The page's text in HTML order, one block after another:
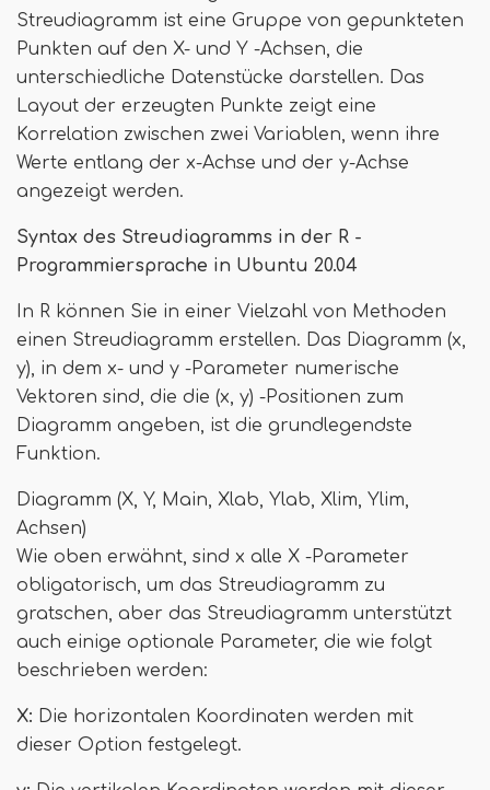
Streudiagramm ist eine Gruppe von gepunkteten
Punkten auf den X- und Y -Achsen, die
unterschiedliche Datenstücke darstellen. Das
Layout der erzeugten Punkte zeigt eine
Korrelation zwischen zwei Variablen, wenn ihre
Werte entlang der x-Achse und der y-Achse
angezeigt werden.
Syntax des Streudiagramms in der R -
Programmiersprache in Ubuntu 20.04
In R können Sie in einer Vielzahl von Methoden
einen Streudiagramm erstellen. Das Diagramm (x,
y), in dem x- und y -Parameter numerische
Vektoren sind, die die (x, y) -Positionen zum
Diagramm angeben, ist die grundlegendste
Funktion.
Diagramm (X, Y, Main, Xlab, Ylab, Xlim, Ylim,
Achsen)
Wie oben erwähnt, sind x alle X -Parameter
obligatorisch, um das Streudiagramm zu
gratschen, aber das Streudiagramm unterstützt
auch einige optionale Parameter, die wie folgt
beschrieben werden:
X: Die horizontalen Koordinaten werden mit
dieser Option festgelegt.